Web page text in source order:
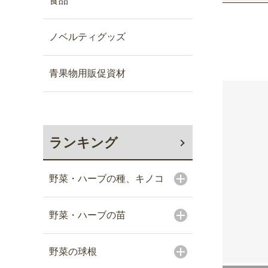
ノベルティグッズ
青果物用販促資材
ランキング
野菜・ハーブの種、キノコ
野菜・ハーブの苗
野菜の球根